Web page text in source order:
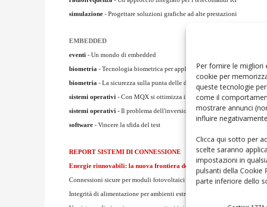
Per fornire le migliori
cookie per
queste tecnologie
come il
mostrare annunci
influire
Clicca qui sotto per
scelte saranno
impostazioni in
pulsanti della Cookie
parte inferiore dello
simulazione - Progettare soluzioni grafiche ad alte prestazioni
EMBEDDED
eventi - Un mondo di embedded
biometria - Tecnologia biometrica per applicazioni embedded
biometria - La sicurezza sulla punta delle dita
sistemi operativi - Con MQX si ottimizza il progetto embedded
sistemi operativi - Il problema dell'inversione della priorità
software - Vincere la sfida del test
REPORT SISTEMI DI CONNESSIONE
Energie rinnovabili: la nuova frontiera dell'interconnessione
Connessioni sicure per moduli fotovoltaici
Integrità di alimentazione per ambienti estremi